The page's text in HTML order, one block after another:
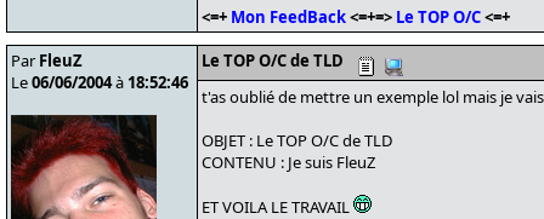
<=+ Mon FeedBack<=+=> Le TOP O/C<=+
Par FleuZ
Le06/06/2004à 18:52:46
Le TOP O/C de TLD
t'as oublié de mettre un exemple lol mais je
OBJET : Le TOP O/C de TLD
CONTENU : Je suis FleuZ
ET VOILA LE TRAVAIL